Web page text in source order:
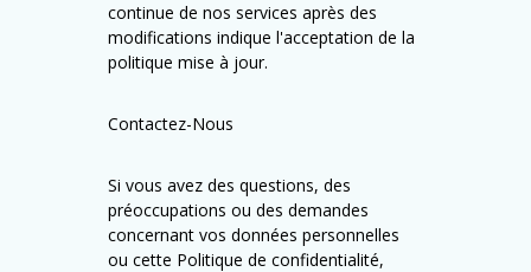
continue de nos services après des
modifications indique l'acceptation de la
politique mise à jour.
Contactez-Nous
Si vous avez des questions, des
préoccupations ou des demandes
concernant vos données personnelles
ou cette Politique de confidentialité,